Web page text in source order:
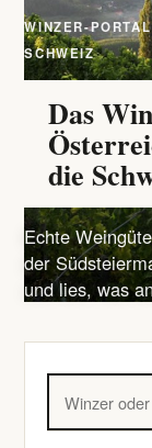
WINZER-
SCHWEIZ
Das
die
Echte
der
und lies, was